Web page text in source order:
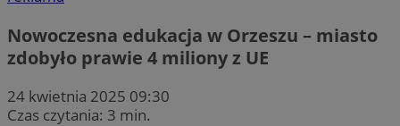
Nowoczesna edukacja w Orzeszu – miasto
zdobyło prawie 4 miliony z UE
24 kwietnia 2025 09:30
Czas czytania: 3 min.